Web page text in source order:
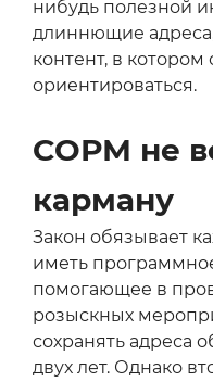
нибудь полезной
длиннющие
контент, в
ориентироваться.
СОРМ не
карману
Закон обязывает
иметь
помогающее в
розыскных
сохранять адреса
двух лет. Однако